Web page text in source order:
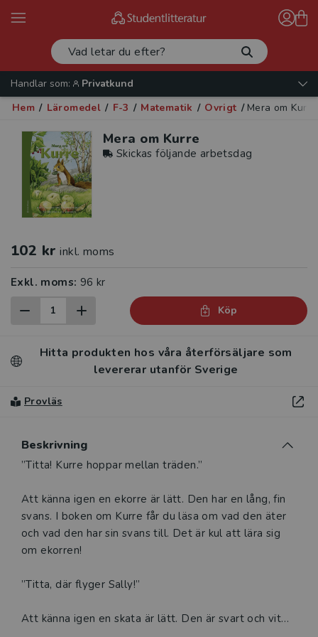
Handlar som:
Privatkund
Hem / Läromedel / F-3 / Matematik / Övrigt / Mera om Kurre
Mera om Kurre
Skickas följande arbetsdag
102 kr inkl. moms
Exkl. moms: 96 kr
Köp
Hitta produkten hos våra återförsäljare som
levererar utanför Sverige
Provläs
Beskrivning
Beskrivning
”Titta! Kurre hoppar mellan träden.”
Att känna igen en ekorre är lätt. Den har en lång, fin
svans. I boken om Kurre får du läsa om vad den äter
och vad den har sin svans till. Det är kul att lära sig
om ekorren!
”Titta, där flyger Sally!”
Att känna igen en skata är lätt. Den är svart och vit